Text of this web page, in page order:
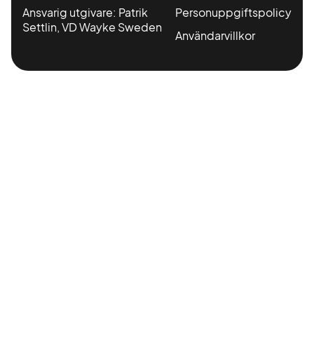
Ansvarig utgivare: Patrik
Settlin, VD Wayke Sweden
Personuppgiftspolicy
Användarvillkor